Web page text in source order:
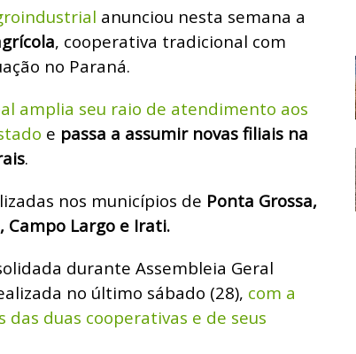
anunciou nesta semana a
, cooperativa tradicional com
no Paraná.
amplia seu raio de atendimento aos
e passa a assumir novas filiais na
.
nos municípios de Ponta Grossa,
Campo Largo e Irati.
durante Assembleia Geral
no último sábado (28), com a
duas cooperativas e de seus